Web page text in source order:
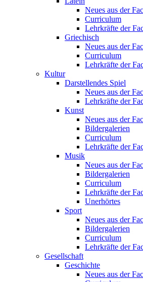
Neues aus der
Curriculum
Lehrkräfte der
Griechisch
Neues aus der
Curriculum
Lehrkräfte der
Kultur
Darstellendes Spiel
Neues aus der
Lehrkräfte der
Kunst
Neues aus der
Bildergalerien
Curriculum
Lehrkräfte der
Musik
Neues aus der
Bildergalerien
Curriculum
Lehrkräfte der
Unerhörtes
Sport
Neues aus der
Bildergalerien
Curriculum
Lehrkräfte der
Gesellschaft
Geschichte
Neues aus der